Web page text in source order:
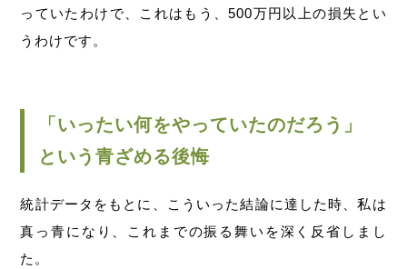
っていたわけで、これはもう、500万円以上の損失とい
うわけです。
「いったい何をやっていたのだろう」
という青ざめる後悔
統計データをもとに、こういった結論に達した時、私は
真っ青になり、これまでの振る舞いを深く反省しまし
た。